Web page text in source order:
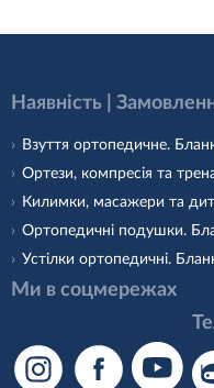
Наявність |
Взуття ортопедичне.
Ортези, компресія та
Килимки, масажери та
Ортопедичні подушки.
Устілки ортопедичні.
Ми в соцмережах